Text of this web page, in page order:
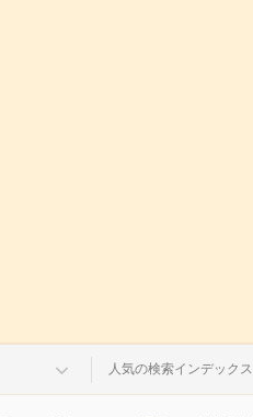
人気の検索インデックス